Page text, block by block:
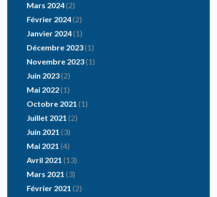
Mars 2024(2)
Février 2024(2)
Janvier 2024(1)
Décembre 2023(1)
Novembre 2023(1)
Juin 2023(2)
Mai 2022(1)
Octobre 2021 (1)
Juillet 2021 (2)
Juin 2021 (3)
Mai 2021 (4)
Avril 2021 (13)
Mars 2021 (3)
Février 2021 (2)